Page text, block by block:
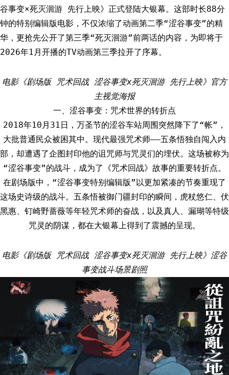
谷事变×死灭洄游 先行上映》正式登陆大银幕。这部时长88分
钟的特别编辑版电影，不仅浓缩了动画第二季“涩谷事变”的精
华，更抢先公开了第三季“死灭洄游”前两话的内容，为即将于
2026年1月开播的TV动画第三季拉开了序幕。
电影《剧场版 咒术回战 涩谷事变x死灭洄游 先行上映》官方
主视觉海报
一、涩谷事变：咒术世界的转折点
2018年10月31日，万圣节的涩谷车站周围突然降下了“帐”，
大批普通民众被困其中。现代最强咒术师——五条悟独自闯入内
部，却遭遇了企图封印他的诅咒师与咒灵们的埋伏。这场被称为
“涩谷事变”的战斗，成为了《咒术回战》故事的重要转折点。
在剧场版中，“涩谷事变特别编辑版”以更加紧凑的节奏重现了
这场史诗级的战斗。五条悟被御门疆封印的瞬间，虎杖悠仁、伏
黑惠、钉崎野蔷薇等年轻咒术师的奋战，以及真人、漏瑚等特级
咒灵的阴谋，都在大银幕上得到了震撼的呈现。
电影《剧场版 咒术回战 涩谷事变x死灭洄游 先行上映》涩谷
事变战斗场景剧照